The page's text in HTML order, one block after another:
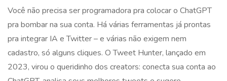
Você não precisa ser programadora pra colocar o ChatGPT
pra bombar na sua conta. Há várias ferramentas já prontas
pra integrar IA e Twitter – e várias não exigem nem
cadastro, só alguns cliques. O Tweet Hunter, lançado em
2023, virou o queridinho dos creators: conecta sua conta ao